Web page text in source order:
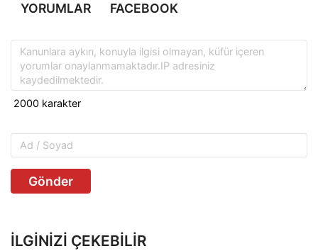
YORUMLAR FACEBOOK
Gönder
İLGINIZI ÇEKEBILIR